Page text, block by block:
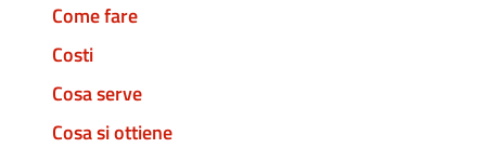
Come fare
Costi
Cosa serve
Cosa si ottiene